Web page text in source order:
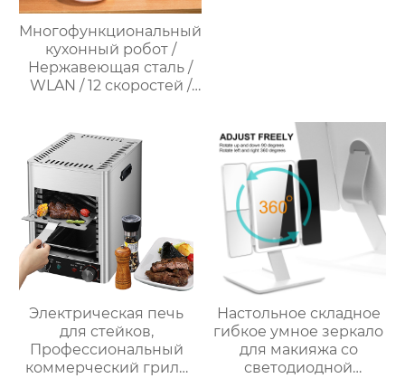
Многофункциональный
кухонный робот /
Нержавеющая сталь /
WLAN / 12 скоростей /
Предустановленные
рецепты / Миксер
Электрическая печь
для стейков,
Профессиональный
коммерческий гриль
Настольное складное
гибкое умное зеркало
для макияжа со
светодиодной